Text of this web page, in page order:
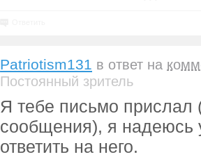
Patriotism131 в ответ на
Постоянный зритель
Я тебе письмо прислал
сообщения), я надеюсь
ответить на него.